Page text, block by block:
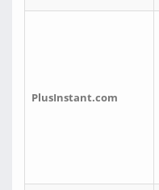
PlusInstant.com